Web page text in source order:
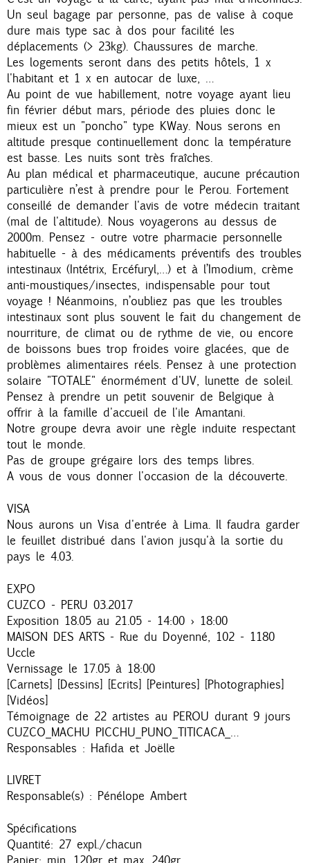
Un seul bagage par personne, pas de valise à coque
dure mais type sac à dos pour facilité les
déplacements (> 23kg). Chaussures de marche.
Les logements seront dans des petits hôtels, 1 x
l'habitant et 1 x en autocar de luxe, …
Au point de vue habillement, notre voyage ayant lieu
fin février début mars, période des pluies donc le
mieux est un "poncho" type KWay. Nous serons en
altitude presque continuellement donc la température
est basse. Les nuits sont très fraîches.
Au plan médical et pharmaceutique, aucune précaution
particulière n’est à prendre pour le Perou. Fortement
conseillé de demander l'avis de votre médecin traitant
(mal de l'altitude). Nous voyagerons au dessus de
2000m. Pensez - outre votre pharmacie personnelle
habituelle - à des médicaments préventifs des troubles
intestinaux (Intétrix, Ercéfuryl,…) et à l’Imodium, crème
anti-moustiques/insectes, indispensable pour tout
voyage ! Néanmoins, n’oubliez pas que les troubles
intestinaux sont plus souvent le fait du changement de
nourriture, de climat ou de rythme de vie, ou encore
de boissons bues trop froides voire glacées, que de
problèmes alimentaires réels. Pensez à une protection
solaire "TOTALE" énormément d'UV, lunette de soleil.
Pensez à prendre un petit souvenir de Belgique à
offrir à la famille d'accueil de l'ile Amantani.
Notre groupe devra avoir une règle induite respectant
tout le monde.
Pas de groupe grégaire lors des temps libres.
A vous de vous donner l'occasion de la découverte.
VISA
Nous aurons un Visa d'entrée à Lima. Il faudra garder
le feuillet distribué dans l'avion jusqu'à la sortie du
pays le 4.03.
EXPO
CUZCO - PERU 03.2017
Exposition 18.05 au 21.05 - 14:00 › 18:00
MAISON DES ARTS - Rue du Doyenné, 102 - 1180
Uccle
Vernissage le 17.05 à 18:00
[Carnets] [Dessins] [Ecrits] [Peintures] [Photographies]
[Vidéos]
Témoignage de 22 artistes au PEROU durant 9 jours
CUZCO_MACHU PICCHU_PUNO_TITICACA_…
Responsables : Hafida et Joëlle
LIVRET
Responsable(s) : Pénélope Ambert
Spécifications
Quantité: 27 expl./chacun
Papier: min. 120gr et max. 240gr